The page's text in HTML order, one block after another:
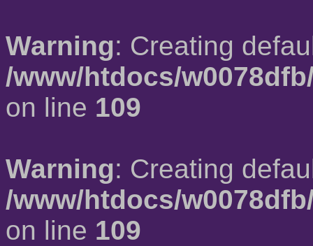
Warning: Creating
/www/htdocs/
on line 109
Warning: Creating
/www/htdocs/
on line 109